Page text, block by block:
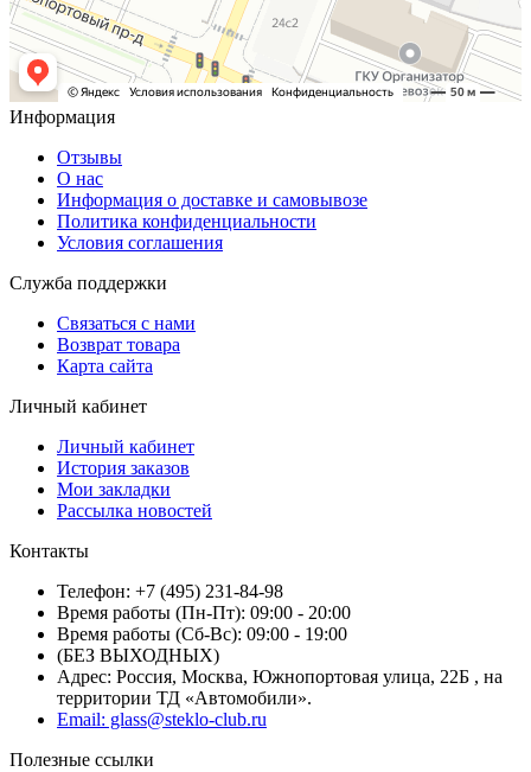
Информация
Отзывы
О нас
Информация о доставке и самовывозе
Политика конфиденциальности
Условия соглашения
Служба поддержки
Связаться с нами
Возврат товара
Карта сайта
Личный кабинет
Личный кабинет
История заказов
Мои закладки
Рассылка новостей
Контакты
Телефон: +7 (495) 231-84-98
Время работы (Пн-Пт): 09:00 - 20:00
Время работы (Сб-Вс): 09:00 - 19:00
(БЕЗ ВЫХОДНЫХ)
Адрес: Россия, Москва, Южнопортовая улица, 22Б , на
территории ТД «Автомобили».
Email: glass@steklo-club.ru
Полезные ссылки